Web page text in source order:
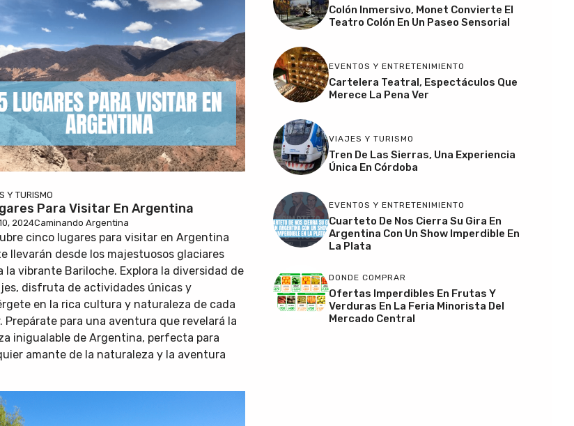
Y TURISMO
Para Visitar En Argentina
2024Caminando Argentina
cinco lugares para visitar en Argentina
llevarán desde los majestuosos glaciares
la vibrante Bariloche. Explora la diversidad de
disfruta de actividades únicas y
en la rica cultura y naturaleza de cada
Prepárate para una aventura que revelará la
inigualable de Argentina, perfecta para
amante de la naturaleza y la aventura
Colón Inmersivo, Monet Convierte El
Teatro Colón En Un Paseo Sensorial
EVENTOS Y ENTRETENIMIENTO
Cartelera Teatral, Espectáculos Que
Merece La Pena Ver
VIAJES Y TURISMO
Tren De Las Sierras, Una Experiencia
Única En Córdoba
EVENTOS Y ENTRETENIMIENTO
Cuarteto De Nos Cierra Su Gira En
Argentina Con Un Show Imperdible En
La Plata
DONDE COMPRAR
Ofertas Imperdibles En Frutas Y
Verduras En La Feria Minorista Del
Mercado Central